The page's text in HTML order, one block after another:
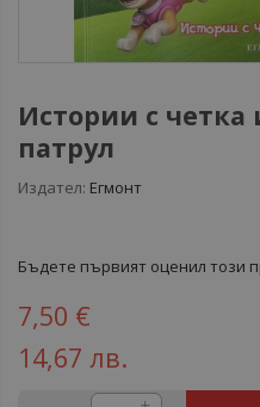
Истории с четка
патрул
Издател: Егмонт
Бъдете първият оценил този
7,50 €
14,67 лв.